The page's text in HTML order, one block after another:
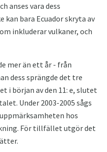
anses vara dess
kan bara Ecuador skryta av
inkluderar vulkaner, och
mer än ett år - från
dess sprängde det tre
i början av den 11: e, slutet
Under 2003-2005 sågs
hos
För tillfället utgör det